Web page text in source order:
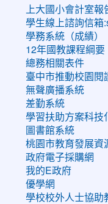
上大國小會計室報
學生線上諮詢信箱
學務系統（成績）
12年國教課程綱要
總務相關表件
臺中市推動校園閱
無聲廣播系統
差勤系統
學習扶助方案科技
圖書館系統
桃園市教育發展資
政府電子採購網
我的E政府
優學網
學校校外人士協助